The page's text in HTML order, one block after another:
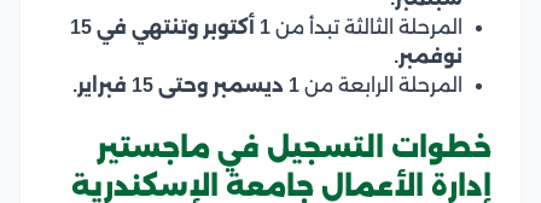
المرحلة الثالثة تبدأ من
1 أكتوبر وتنتهي في 15
نوفمبر.
المرحلة الرابعة من
خطوات التسجيل في ماجستير
إدارة الأعمال جامعة الإسكندرية